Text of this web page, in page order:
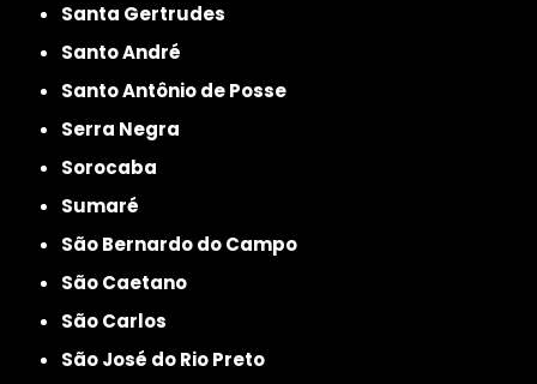
Santa Gertrudes
Santo André
Santo Antônio de Posse
Serra Negra
Sorocaba
Sumaré
São Bernardo do Campo
São Caetano
São Carlos
São José do Rio Preto